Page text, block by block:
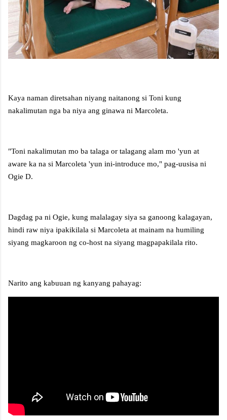
Kaya naman diretsahan niyang naitanong si Toni kung
nakalimutan nga ba niya ang ginawa ni Marcoleta.
"Toni nakalimutan mo ba talaga or talagang alam mo 'yun at
aware ka na si Marcoleta 'yun ini-introduce mo," pag-uusisa ni
Ogie D.
Dagdag pa ni Ogie, kung malalagay siya sa ganoong kalagayan,
hindi raw niya ipakikilala si Marcoleta at mainam na humiling
siyang magkaroon ng co-host na siyang magpapakilala rito.
Narito ang kabuuan ng kanyang pahayag: